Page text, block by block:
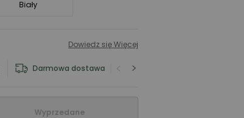
Biały
Dowiedz się Więcej
Darmowa dostawa
Wyprzedane